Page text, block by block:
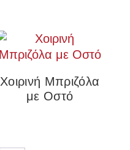
Χοιρινή Μπριζόλα
με Οστό